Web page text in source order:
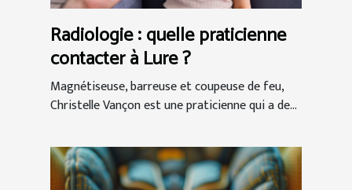
Radiologie : quelle praticienne
contacter à Lure ?
Magnétiseuse, barreuse et coupeuse de feu,
Christelle Vançon est une praticienne qui a de...